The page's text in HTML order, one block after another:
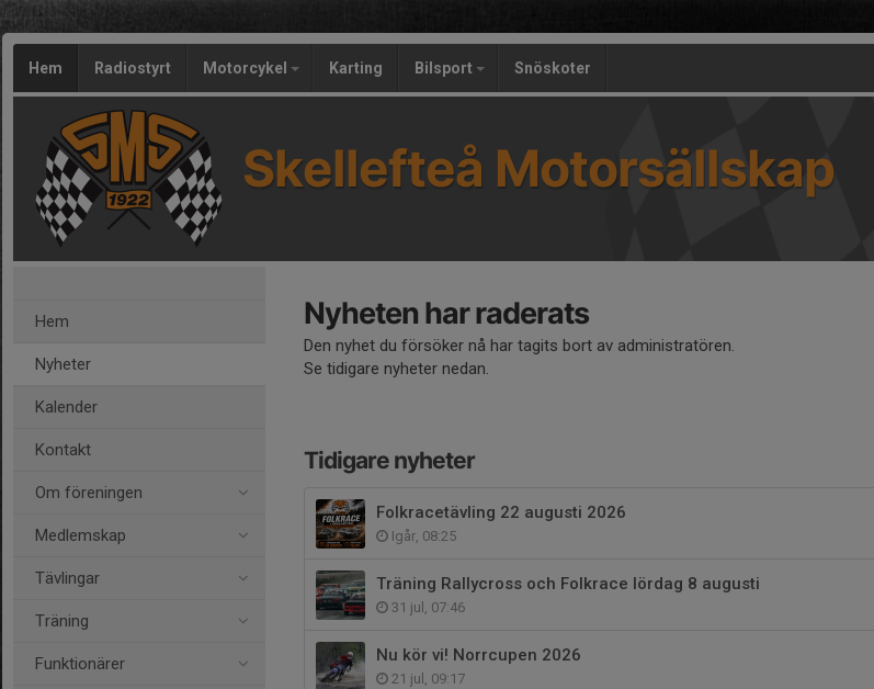
Hem Radiostyrt Motorcykel Karting Bilsport Snöskoter
Skellefteå Motorsällskap
Hem
Nyheter
Kalender
Kontakt
Om föreningen
Medlemskap
Tävlingar
Träning
Funktionärer
Nyheten har raderats
Den nyhet du försöker nå har tagits bort av administratören.
Se tidigare nyheter nedan.
Tidigare nyheter
Folkracetävling 22 augusti 2026
Igår, 08:25
Träning Rallycross och Folkrace lördag 8 augusti
31 jul, 07:46
Nu kör vi! Norrcupen 2026
21 jul, 09:17